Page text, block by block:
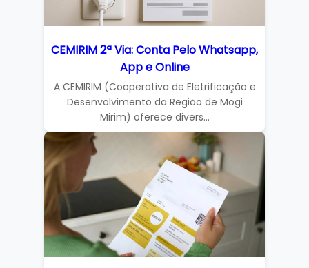
CEMIRIM 2ª Via: Conta Pelo Whatsapp,
App e Online
A CEMIRIM (Cooperativa de Eletrificação e
Desenvolvimento da Região de Mogi
Mirim) oferece divers...